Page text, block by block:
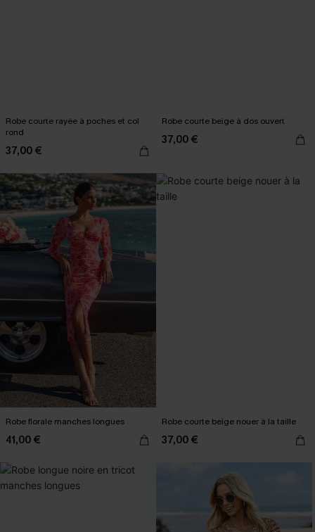
Robe courte rayée à poches et col
rond
37,00 €
Robe courte beige à dos ouvert
37,00 €
Robe florale manches longues
41,00 €
Robe courte beige nouer à la taille
37,00 €